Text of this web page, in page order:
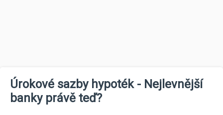
Úrokové sazby hypoték - Nejlevnější
banky právě teď?